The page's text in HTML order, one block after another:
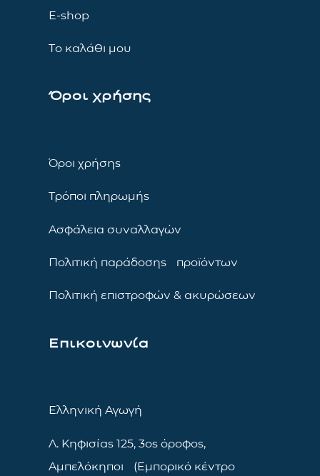
E-shop
Το καλάθι μου
Όροι χρήσης
Όροι χρήσης
Τρόποι πληρωμής
Ασφάλεια συναλλαγών
Πολιτική παράδοσης προϊόντων
Πολιτική επιστροφών & ακυρώσεων
Επικοινωνία
Ελληνική Αγωγή
Λ. Κηφισίας 125, 3ος όροφος,
Αμπελόκηποι (Εμπορικό κέντρο